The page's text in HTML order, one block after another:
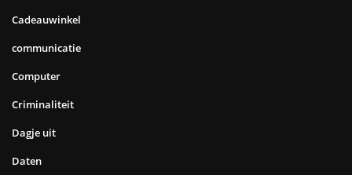
Cadeauwinkel
communicatie
Computer
Criminaliteit
Dagje uit
Daten